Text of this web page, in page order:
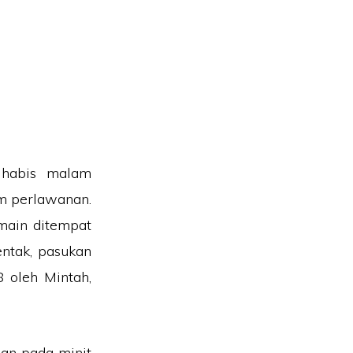
malam
perlawanan.
ditempat
pasukan
oleh Mintah,